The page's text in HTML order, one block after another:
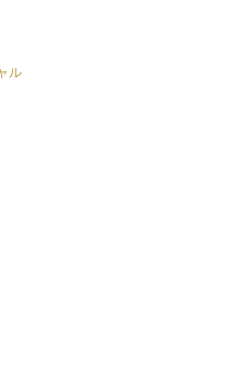
ル